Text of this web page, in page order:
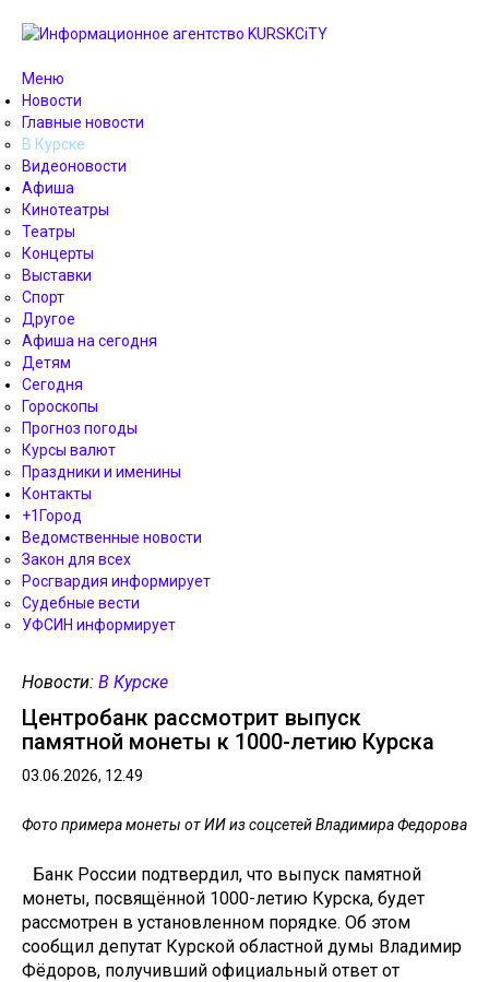
Меню
Новости
Главные новости
В Курске
Видеоновости
Афиша
Кинотеатры
Театры
Концерты
Выставки
Спорт
Другое
Афиша на сегодня
Детям
Сегодня
Гороскопы
Прогноз погоды
Курсы валют
Праздники и именины
Контакты
+1Город
Ведомственные новости
Закон для всех
Росгвардия информирует
Судебные вести
УФСИН информирует
Новости: В Курске
Центробанк рассмотрит выпуск
памятной монеты к 1000-летию Курска
03.06.2026, 12.49
Фото примера монеты от ИИ из соцсетей Владимира Федорова
Банк России подтвердил, что выпуск памятной
монеты, посвящённой 1000-летию Курска, будет
рассмотрен в установленном порядке. Об этом
сообщил депутат Курской областной думы Владимир
Фёдоров, получивший официальный ответ от